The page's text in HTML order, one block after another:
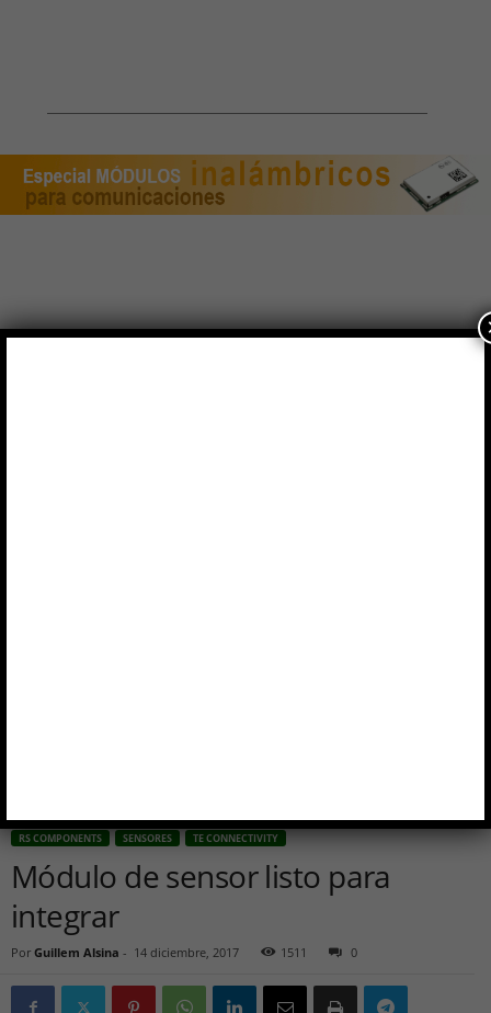
RS COMPONENTS SENSORES TE CONNECTIVITY
Módulo de sensor listo para
integrar
Por Guillem Alsina - 14 diciembre, 2017 1511 0